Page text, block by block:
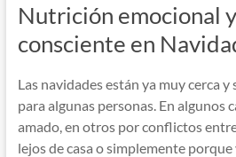
Nutrición emocional
consciente en
Las navidades están ya muy cerca y
para algunas personas. En algunos
amado, en otros por conflictos
lejos de casa o simplemente